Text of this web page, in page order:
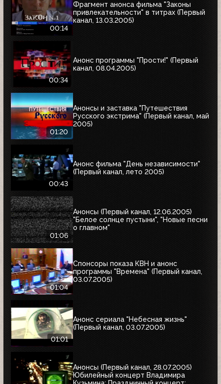
00:14
Фрагмент анонса фильма "Законы
привлекательности" в титрах (Первый
канал, 13.03.2005)
00:34
Анонс программы "Прости!" (Первый
канал, 08.04.2005)
01:20
Анонсы и заставка "Путешествия
Русского экстрима" (Первый канал, май
2005)
00:43
Анонс фильма "День независимости"
(Первый канал, лето 2005)
01:06
Анонсы (Первый канал, 12.06.2005)
"Белое солнце пустыни", "Новые песни
о главном"
01:04
Спонсоры показа КВН и анонс
программы "Времена" (Первый канал,
03.07.2005)
01:01
Анонс сериала "Небесная жизнь"
(Первый канал, 03.07.2005)
Анонсы (Первый канал, 28.07.2005)
Юбилейный концерт Владимира